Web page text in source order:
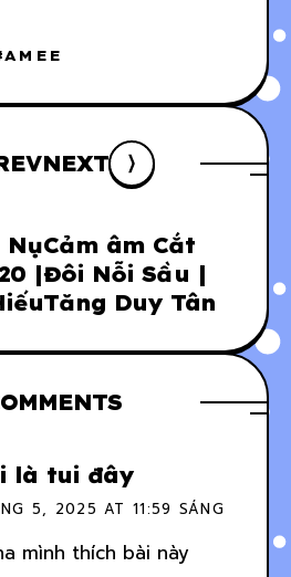
AMEE
NEXT
Nụ
|
Cảm âm Cắt
Đôi Nỗi Sầu |
Tăng Duy Tân
là tui đây
5, 2025 AT 11:59 SÁNG
mình thích bài này